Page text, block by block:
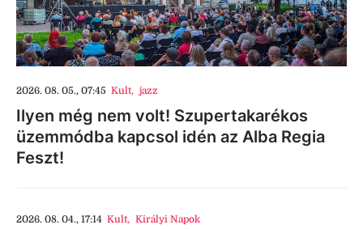
2026. 08. 05., 07:45 Kult, jazz
Ilyen még nem volt! Szupertakarékos
üzemmódba kapcsol idén az Alba Regia
Feszt!
2026. 08. 04., 17:14 Kult, Királyi Napok